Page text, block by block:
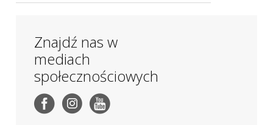
Znajdź nas w
mediach
społecznościowych